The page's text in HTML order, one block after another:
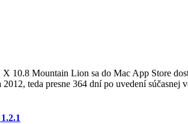
10.8 Mountain Lion sa do Mac App Store
teda presne 364 dní po uvedení súčasnej